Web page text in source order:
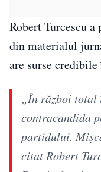
Robert Turcescu
din materialul
are surse
„În război total
contracandida
partidului.
citat Robert